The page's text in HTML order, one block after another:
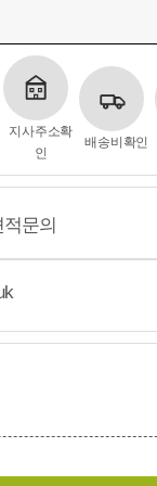
지사주소확
인
배송비확인